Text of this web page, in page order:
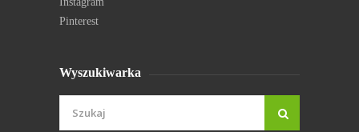
Pinterest
Wyszukiwarka